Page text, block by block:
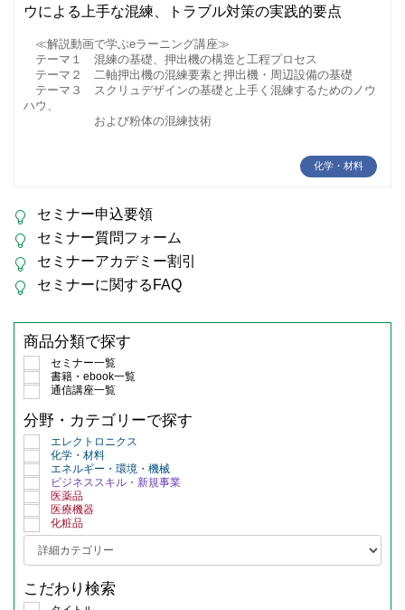
ウによる上手な混練、トラブル対策の実践的要点
≪解説動画で学ぶeラーニング講座≫
テーマ１ 混練の基礎、押出機の構造と工程プロセス
テーマ２ 二軸押出機の混練要素と押出機・周辺設備の基礎
テーマ３ スクリュデザインの基礎と上手く混練するためのノウ
ハウ、
および粉体の混練技術
化学・材料
セミナー申込要領
セミナー質問フォーム
セミナーアカデミー割引
セミナーに関するFAQ
商品分類で探す
セミナー一覧
書籍・ebook一覧
通信講座一覧
分野・カテゴリーで探す
エレクトロニクス
化学・材料
エネルギー・環境・機械
ビジネススキル・新規事業
医薬品
医療機器
化粧品
こだわり検索